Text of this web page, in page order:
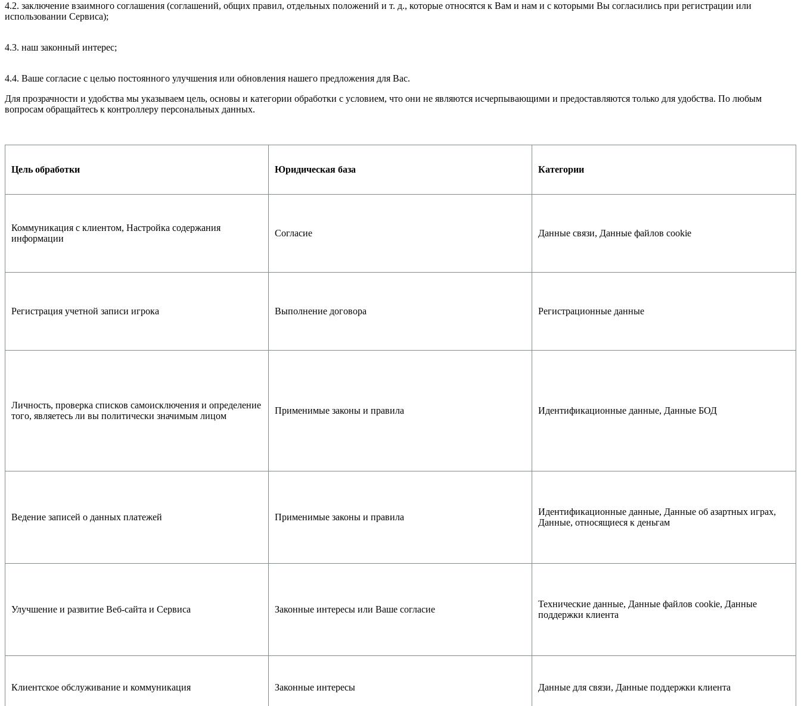
4.2. заключение взаимного соглашения (соглашений, общих правил, отдельных положений и т. д., которые относятся к Вам и нам и с которыми Вы согласились при регистрации или
использовании Сервиса);
4.3. наш законный интерес;
4.4. Ваше согласие с целью постоянного улучшения или обновления нашего предложения для Вас.
Для прозрачности и удобства мы указываем цель, основы и категории обработки с условием, что они не являются исчерпывающими и предоставляются только для удобства. По любым
вопросам обращайтесь к контроллеру персональных данных.
Цель обработки Юридическая база Категории
Коммуникация с клиентом, Настройка содержания
информации
Согласие Данные связи, Данные файлов cookie
Регистрация учетной записи игрока Выполнение договора Регистрационные данные
Личность, проверка списков самоисключения и определение
того, являетесь ли вы политически значимым лицом
Применимые законы и правила Идентификационные данные, Данные БОД
Ведение записей о данных платежей Применимые законы и правила
Идентификационные данные, Данные об азартных играх,
Данные, относящиеся к деньгам
Улучшение и развитие Веб-сайта и Сервиса Законные интересы или Ваше согласие
Технические данные, Данные файлов cookie, Данные
поддержки клиента
Клиентское обслуживание и коммуникация Законные интересы Данные для связи, Данные поддержки клиента